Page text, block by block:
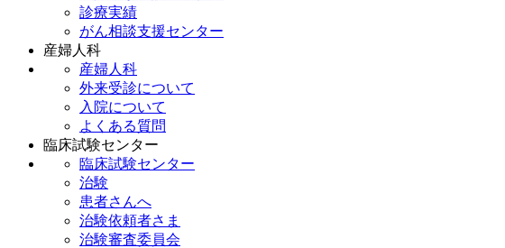
診療実績
がん相談支援センター
産婦人科
産婦人科
外来受診について
入院について
よくある質問
臨床試験センター
臨床試験センター
治験
患者さんへ
治験依頼者さま
治験審査委員会